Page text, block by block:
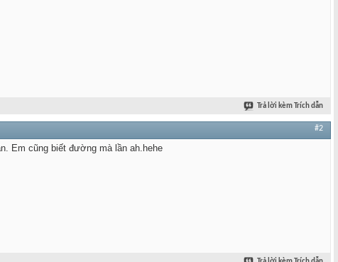
Trả lời kèm Trích dẫn
#2
Em cũng biết đường mà lần ah.hehe